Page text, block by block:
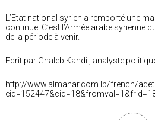
L’Etat national syrien a remporté une
continue. C’est l’Armée arabe syrienne
de la période à venir.
Ecrit par Ghaleb Kandil, analyste
http://www.almanar.com.lb/french/